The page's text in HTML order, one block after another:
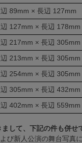
89mm × 長辺 127mm
127mm × 長辺 178mm
217mm × 長辺 305mm
213mm × 長辺 305mm
254mm × 長辺 305mm
305mm × 長辺 432mm
402mm × 長辺 559mm
して、下記の件も併せ
び新人公演の舞台写真